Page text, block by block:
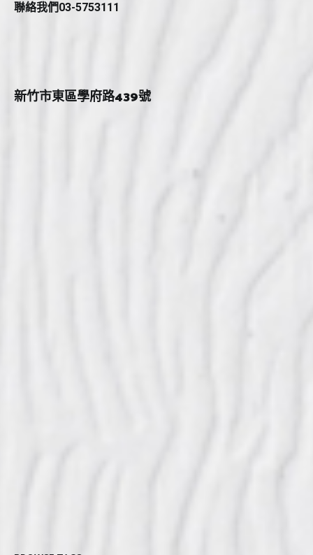
聯絡我們03-5753111
新竹市東區學府路439號